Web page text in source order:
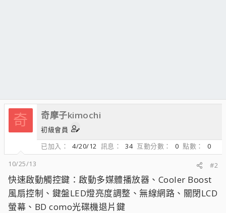
奇 奇摩子kimochi
初級會員
已加入
4/20/12 訊息 34 互動分數 0 點數
0
10/25/13
#2
快速啟動觸控鍵：啟動多媒體播放器、Cooler Boost
風扇控制、鍵盤LED燈亮度調整、無線網路、關閉LCD
螢幕、BD como光碟機退片鍵